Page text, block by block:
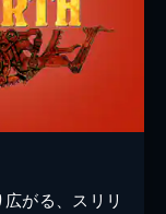
がる、スリリ